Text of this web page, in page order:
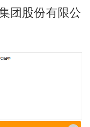
团股份有限公